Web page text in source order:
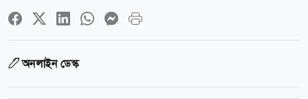
অনলাইন ডেস্ক